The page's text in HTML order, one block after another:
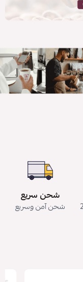
شحن سريع
شحن آمن وسريع